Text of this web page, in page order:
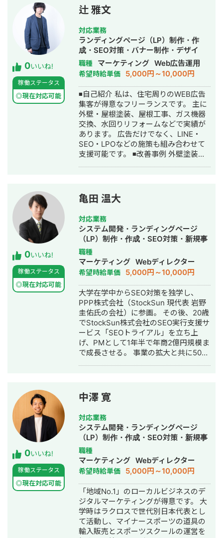
す。 広告・SEO・SNSで新規流入を獲
得 → LP・導線設計でLINEに誘導 → 教
育 → CV この全体フローの設計・実行
が強みです。 ▼対応ツール・領域 GA4
/ GTM / Looker Studio / Lステップ・L
Message（エルメ）/ LP制作 / バナ
ー・動画制作 / SEO / SNS運用 ▼対応
可能な広告媒体 Google広告（検索・デ
ィスプレイ・P-MAX・YouTube）/
Yahoo!広告 / Meta広告（Facebook・
Instagram）/ LINE広告 / TikTok広告 /
X広告 / SmartNews広告 / Outbrain /
Taboola ▼代表的な実績 ・Meta広告で
ROI維持のまま月予算200万→1,200万
円まで拡大（オンラインアシスタント
事業） ・LINE友だち約9,700人獲得、
テイクアウト売上前年比121%達成（飲
クール / BtoB ▼サービス内容 ①LINE
公式アカウント構築・運用（初期15万
円〜 / 月額5万円〜） ②広告運用代行
（固定5万円 / 手数料20％）
0いいね!
稼働ステータス
◎現在対応可能
辻 雅文
対応業務
ランディングページ（LP）制作・作
成・SEO対策・バナー制作・デザイ
ン・リスティング広告運用代行
職種 マーケティング Web広告運用
希望時給単価 5,000円～10,000円
◾️自己紹介 私は、住宅周りのWEB広告
集客が得意なフリーランスです。 主に
外壁・屋根塗装、屋根工事、ガス機器
交換、水回りリフォームなどで実績が
あります。 広告だけでなく、LINE・
SEO・LPOなどの施策も組み合わせて
支援可能です。 ◾️改善事例 外壁塗装
CPA¥30,000→¥16,000 ◾️フリーランス
名鑑をご覧の方へ 「WEB集客したいけ
ど、何からやればいいかわからな
い・・・」 という方も無料で相談に乗
りますので、気軽にお問い合わせ下さ
い！
0いいね!
稼働ステータス
◎現在対応可能
亀田 温大
対応業務
システム開発・ランディングページ
（LP）制作・作成・SEO対策・新規事
業立上・SNS運用代行・記事作成代
行・ライティング・ホームページ制
作・作成・バナー制作・デザイン・ロ
ゴデザイン・作成・イラスト制作・リ
スティング広告運用代行・オウンドメ
ディア制作・構築・運用代行
職種
マーケティング Webディレクター
希望時給単価 5,000円～10,000円
大学在学中からSEO対策を独学し、
PPP株式会社（StockSun 現代表 岩野
圭佑氏の会社）に参画。 その後、20歳
でStockSun株式会社のSEO実行支援サ
ービス「SEOトライアル」を立ち上
げ、PMとして1年半で年商2億円規模ま
で成長させる。 事業の拡大と共に50名
修、Webサイト制作から一気通貫のご
支援も可能 月間300本以上の記事制作/
リライト、200本の被リンク獲得代
行、常時10サイトの内部SEO改修の実
行支援をディレクション。 常時70件以
上のクライアント対応の統括。1年で対
応したクライアントは200件以上。 プ
ロのセールスライターチームも束ね、
記事はもちろん、LPのコンテンツ、
SNS広告のテキスト、アウトバウンド
営業文面の作成など売上にインパクト
があるコピーの制作を主に担当 熱量の
ある実行支援が魅力。 現場に活気と成
果を届けます。
0いいね!
稼働ステータス
◎現在対応可能
中澤 寛
対応業務
システム開発・ランディングページ
（LP）制作・作成・SEO対策・新規事
業立上・ホームページ制作・作成・リ
スティング広告運用代行・オウンドメ
ディア制作・構築・運用代行
職種
マーケティング Webディレクター
希望時給単価 5,000円～10,000円
「地域No.1」のローカルビジネスのデ
ジタルマーケティングが得意です。 大
学時はラクロスで世代別日本代表とし
て活動し、マイナースポーツの道具の
輸入販売とスポーツスクールの運営を